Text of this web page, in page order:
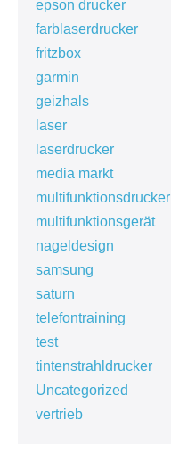
epson drucker
farblaserdrucker
fritzbox
garmin
geizhals
laser
laserdrucker
media markt
multifunktionsdrucker
multifunktionsgerät
nageldesign
samsung
saturn
telefontraining
test
tintenstrahldrucker
Uncategorized
vertrieb